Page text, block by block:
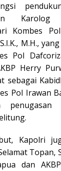
Karolog
Kombes
M.H.,
Pol
Herry
sebagai
Pol Irawan
Kapolri
Topan,
dan